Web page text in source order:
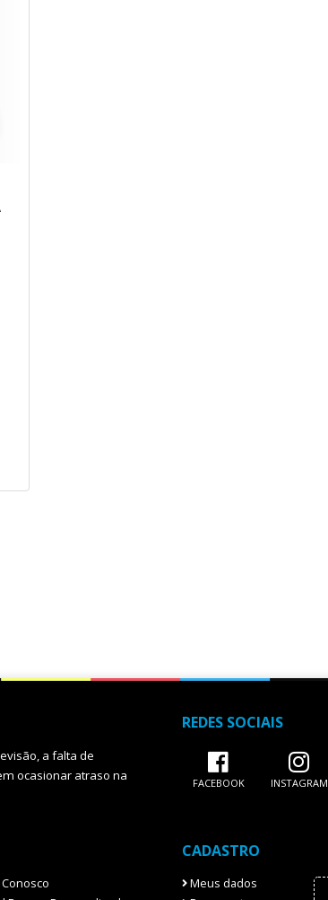
a falta de
ocasionar atraso na
REDES SOCIAIS
FACEBOOK INSTAGRAM
Conosco
CADASTRO
Meus dados